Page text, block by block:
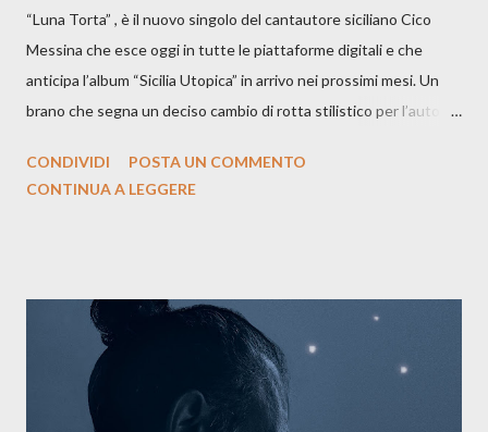
“Luna Torta” , è il nuovo singolo del cantautore siciliano Cico
Messina che esce oggi in tutte le piattaforme digitali e che
anticipa l’album “Sicilia Utopica” in arrivo nei prossimi mesi. Un
brano che segna un deciso cambio di rotta stilistico per l’autore
testo ibrido tra italiano e siciliano, e un’urgenza espressiva che
La canzone racconta la difficoltà di creare, e perfino di esistere,
sotto il peso della realtà. Ma lo fa cercando una via d’uscita, una
forma di assoluzione, nel vivere e nel suonare, nel trovare respiro
anche quando l’aria sembra farsi più densa. Il brano è anche una
CONDIVIDI
POSTA UN COMMENTO
CONTINUA A LEGGERE